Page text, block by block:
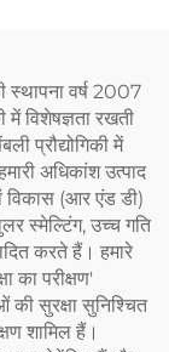
स्थापना वर्ष 2007
में विशेषज्ञता रखती
प्रौद्योगिकी में
अधिकांश उत्पाद
विकास (आर एंड डी)
स्मेल्टिंग, उच्च गति
करते हैं। हमारे
का परीक्षण'
सुरक्षा सुनिश्चित
शामिल हैं।